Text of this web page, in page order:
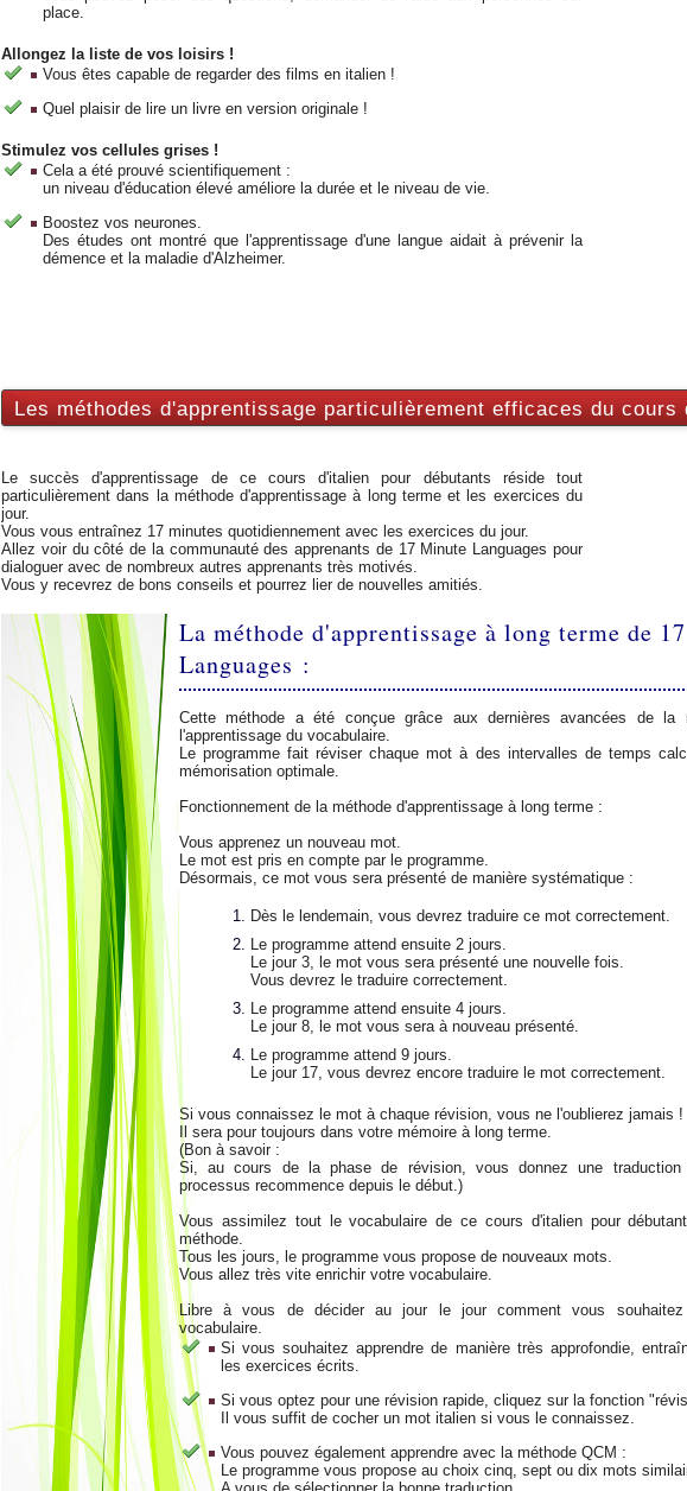
place.
Allongez la liste de vos loisirs !
Vous êtes capable de regarder des films en italien !
Quel plaisir de lire un livre en version originale !
Stimulez vos cellules grises !
Cela a été prouvé scientifiquement :
un niveau d'éducation élevé améliore la durée et le niveau de vie.
Boostez vos neurones.
Des études ont montré que l'apprentissage d'une langue aidait à prévenir la
démence et la maladie d'Alzheimer.
Les méthodes d'apprentissage particulièrement efficaces du cours
Le succès d'apprentissage de ce cours d'italien pour débutants réside tout
particulièrement dans la méthode d'apprentissage à long terme et les exercices du
jour.
Vous vous entraînez 17 minutes quotidiennement avec les exercices du jour.
Allez voir du côté de la communauté des apprenants de 17 Minute Languages pour
dialoguer avec de nombreux autres apprenants très motivés.
Vous y recevrez de bons conseils et pourrez lier de nouvelles amitiés.
La méthode d'apprentissage à long terme de
Languages :
Cette méthode a été conçue grâce aux dernières avancées de la
l'apprentissage du vocabulaire.
Le programme fait réviser chaque mot à des intervalles de temps
mémorisation optimale.
Fonctionnement de la méthode d'apprentissage à long terme :
Vous apprenez un nouveau mot.
Le mot est pris en compte par le programme.
Désormais, ce mot vous sera présenté de manière systématique :
Dès le lendemain, vous devrez traduire ce mot correctement.
Le programme attend ensuite 2 jours.
Le jour 3, le mot vous sera présenté une nouvelle fois.
Vous devrez le traduire correctement.
Le programme attend ensuite 4 jours.
Le jour 8, le mot vous sera à nouveau présenté.
Le programme attend 9 jours.
Le jour 17, vous devrez encore traduire le mot correctement.
Si vous connaissez le mot à chaque révision, vous ne l'oublierez jamais !
Il sera pour toujours dans votre mémoire à long terme.
(Bon à savoir :
Si, au cours de la phase de révision, vous donnez une traduction
processus recommence depuis le début.)
Vous assimilez tout le vocabulaire de ce cours d'italien pour
méthode.
Tous les jours, le programme vous propose de nouveaux mots.
Vous allez très vite enrichir votre vocabulaire.
Libre à vous de décider au jour le jour comment vous souhaitez
vocabulaire.
Si vous souhaitez apprendre de manière très approfondie,
les exercices écrits.
Si vous optez pour une révision rapide, cliquez sur la fonction
Il vous suffit de cocher un mot italien si vous le connaissez.
Vous pouvez également apprendre avec la méthode QCM :
Le programme vous propose au choix cinq, sept ou dix mots